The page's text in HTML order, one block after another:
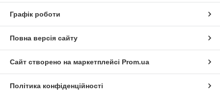
Графік роботи
Повна версія сайту
Сайт створено на маркетплейсі Prom.ua
Політика конфіденційності